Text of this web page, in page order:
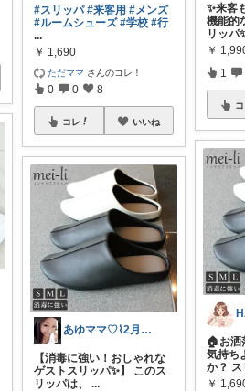
#スリッパ #来客用 #メンズ
#ルームシューズ #学校 #行
...
￥ 1,690
ただママ さんのコレ！
0 0 8
コレ いいね
あゆママ♡⌇2月もお願いします
【消毒に強い！おしゃれな
ゲストスリッパ✨】 このス
リッパは、
...
✨来客
機能的
リッパ
￥
1
🏠お洒
気持ち
か？ ス
￥